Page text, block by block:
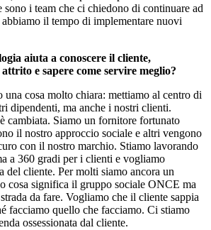
sono i team che ci chiedono di continuare ad
il tempo di implementare nuovi
aiuta a conoscere il cliente,
e sapere come servire meglio?
una cosa molto chiara: mettiamo al centro di
dipendenti, ma anche i nostri clienti.
cambiata. Siamo un fornitore fortunato
il nostro approccio sociale e altri vengono
con il nostro marchio. Stiamo lavorando
a 360 gradi per i clienti e vogliamo
del cliente. Per molti siamo ancora un
cosa significa il gruppo sociale ONCE ma
da fare. Vogliamo che il cliente sappia
facciamo quello che facciamo. Ci stiamo
ossessionata dal cliente.